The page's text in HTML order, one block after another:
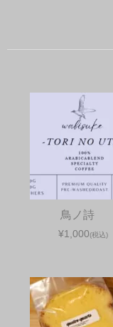
鳥ノ詩
¥1,000(税込)